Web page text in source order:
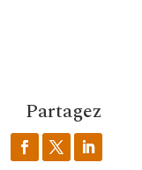
Partagez